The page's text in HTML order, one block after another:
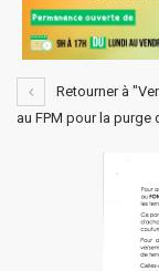
Retourner à
au FPM pour la